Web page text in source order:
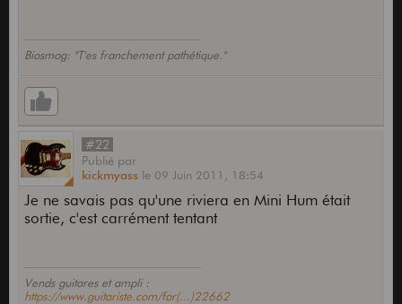
Biosmog: "T'es franchement pathétique."
#22
Publié par
kickmyass le 09 Juin 2011, 18:54
Je ne savais pas qu'une riviera en Mini Hum était
sortie, c'est carrément tentant
Vends guitares et ampli :
https://www.guitariste.com/for(...)22662